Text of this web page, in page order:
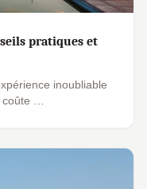
pratiques et
inoubliable
…